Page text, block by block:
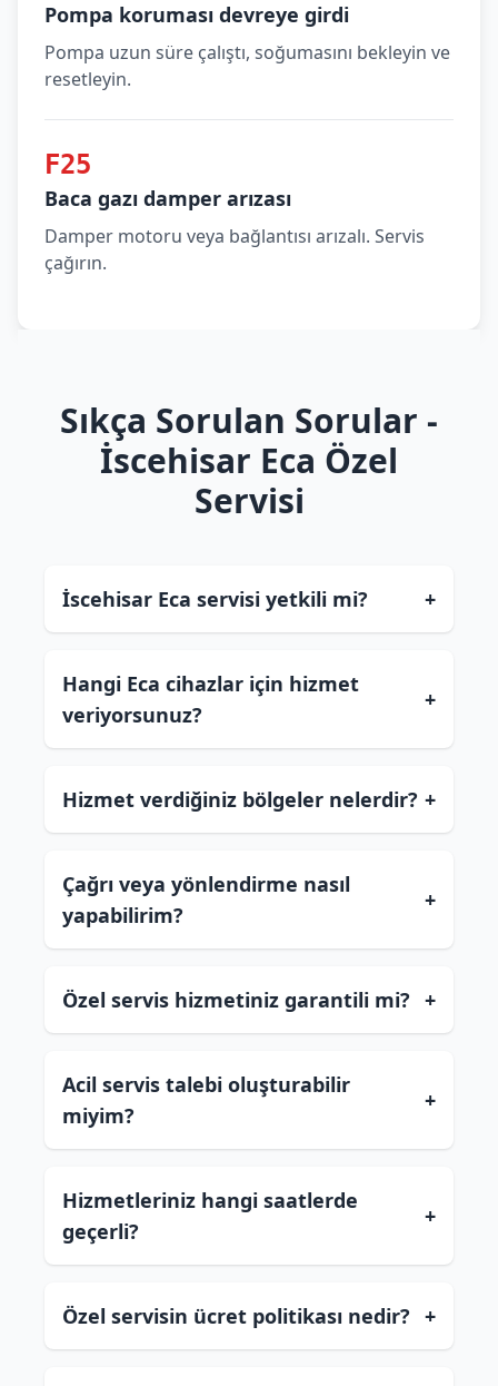
Pompa koruması devreye girdi
Pompa uzun süre çalıştı, soğumasını bekleyin ve
resetleyin.
F25
Baca gazı damper arızası
Damper motoru veya bağlantısı arızalı. Servis
çağırın.
Sıkça Sorulan Sorular -
İscehisar Eca Özel
Servisi
İscehisar Eca servisi yetkili mi? +
Hangi Eca cihazlar için hizmet
veriyorsunuz?
+
Hizmet verdiğiniz bölgeler nelerdir? +
Çağrı veya yönlendirme nasıl
yapabilirim?
+
Özel servis hizmetiniz garantili mi? +
Acil servis talebi oluşturabilir
miyim?
+
Hizmetleriniz hangi saatlerde
geçerli?
+
Özel servisin ücret politikası nedir? +